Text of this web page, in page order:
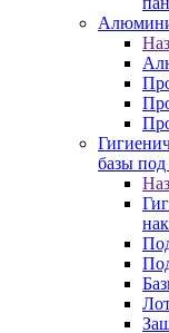
базы